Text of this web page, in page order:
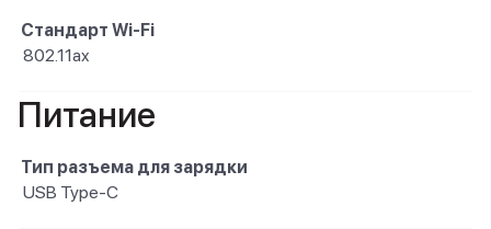
Стандарт Wi-Fi
802.11ax
Питание
Тип разъема для зарядки
USB Type-C